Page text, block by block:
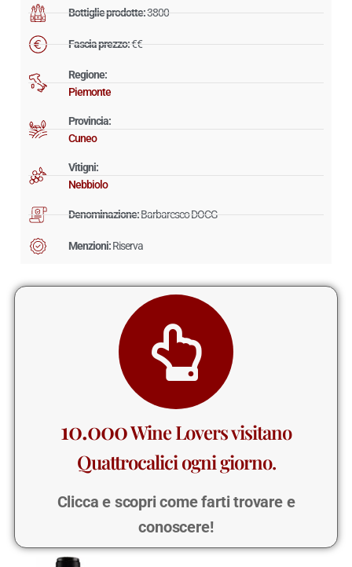
Bottiglie prodotte:3800
Fascia prezzo:€€
Regione:
Piemonte
Provincia:
Cuneo
Vitigni:
Nebbiolo
Denominazione:Barbaresco DOCG
Menzioni:Riserva
10.000Wine Lovers visitano
Quattrocalici ogni giorno.
Clicca e scopri come farti trovare e
conoscere!